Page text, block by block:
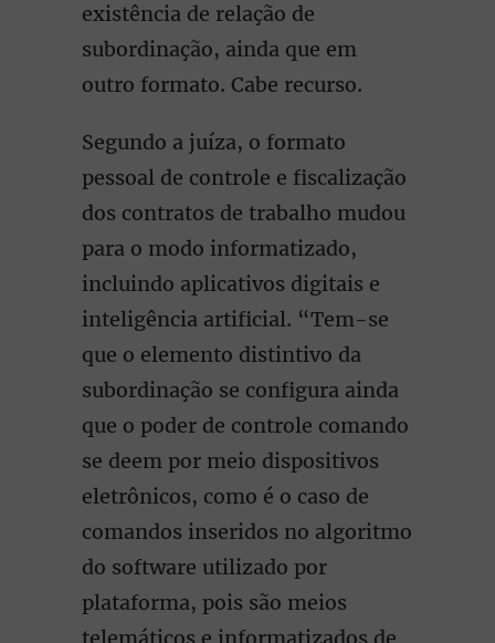
existência de relação de
subordinação, ainda que em
outro formato. Cabe recurso.
Segundo a juíza, o formato
pessoal de controle e fiscalização
dos contratos de trabalho mudou
para o modo informatizado,
incluindo aplicativos digitais e
inteligência artificial. “Tem-se
que o elemento distintivo da
subordinação se configura ainda
que o poder de controle comando
se deem por meio dispositivos
eletrônicos, como é o caso de
comandos inseridos no algoritmo
do software utilizado por
plataforma, pois são meios